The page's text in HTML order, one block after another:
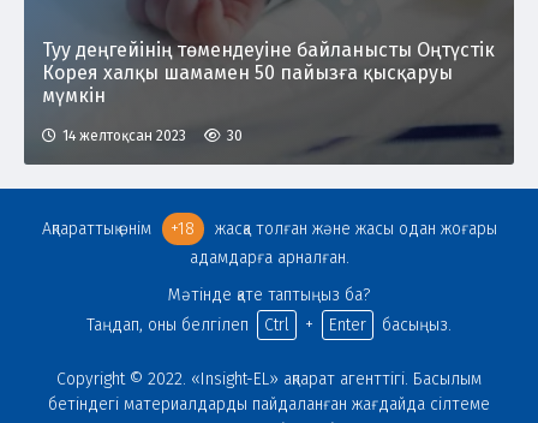
Туу деңгейінің төмендеуіне байланысты Оңтүстік
Корея халқы шамамен 50 пайызға қысқаруы
мүмкін
14 желтоқсан 2023 30
Copyright © 2022. «Insight-EL» ақпарат агенттігі. Басылым
бетіндегі материалдарды пайдаланған жағдайда сілтеме
Ақпараттық өнім +18
жасқа толған және жасы одан жоғары
адамдарға арналған.
Мәтінде қате таптыңыз ба?
Таңдап, оны белгілеп
Ctrl + Enter басыңыз.